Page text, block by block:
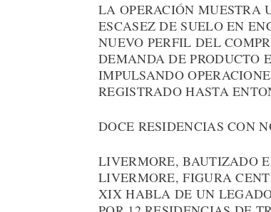
LA OPERACIÓN MUESTRA
ESCASEZ DE SUELO EN
NUEVO PERFIL DEL
DEMANDA DE PRODUCTO
IMPULSANDO
REGISTRADO HASTA
DOCE RESIDENCIAS CON
LIVERMORE, BAUTIZADO
LIVERMORE, FIGURA
XIX HABLA DE UN